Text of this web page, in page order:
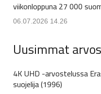
viikonloppuna 27 000
06.07.2026 14.26
Uusimmat
4K UHD -arvostelussa
suojelija (1996)